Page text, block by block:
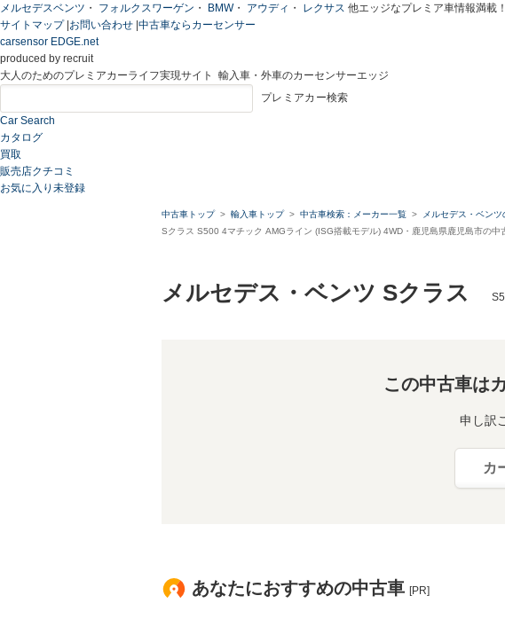
メルセデスベンツ ・ フォルクスワーゲン ・ BMW・ アウディ ・ レクサス 他エッジなプレミア車情報満載！
サイトマップ| お問い合わせ 中古車ならカーセンサー
carsensor EDGE.net
produced by recruit
大人のためのプレミアカーライフ実現サイト 輸入車・外車のカーセンサーエッジ
プレミアカー検索
Car Search
カタログ
買取
販売店クチコミ
お気に入り 未登録
中古車トップ 輸入車トップ 中古車検索：メーカー一覧 メルセデス・ベン
Sクラス S500 4マチック AMGライン (ISG搭載モデル) 4WD・鹿児島県鹿児島市の中
メルセデス・ベンツ Sクラス
この中古車は
申し訳
カ
あなたにおすすめの中古車 [PR]